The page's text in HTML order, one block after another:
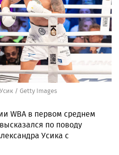
/ Getty Images
WBA в первом среднем
по поводу
Усика с